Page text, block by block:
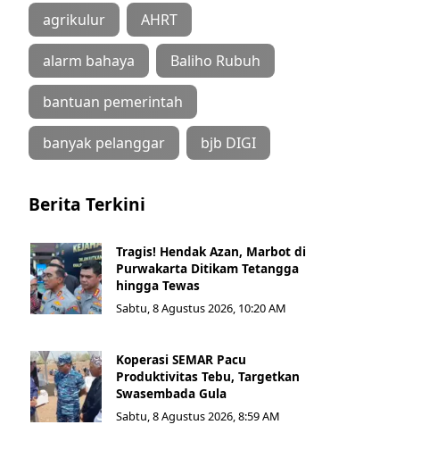
agrikulur AHRT
alarm bahaya Baliho Rubuh
bantuan pemerintah
banyak pelanggar bjb DIGI
Berita Terkini
Tragis! Hendak Azan, Marbot di
Purwakarta Ditikam Tetangga
hingga Tewas
Sabtu, 8 Agustus 2026, 10:20 AM
Koperasi SEMAR Pacu
Produktivitas Tebu, Targetkan
Swasembada Gula
Sabtu, 8 Agustus 2026, 8:59 AM